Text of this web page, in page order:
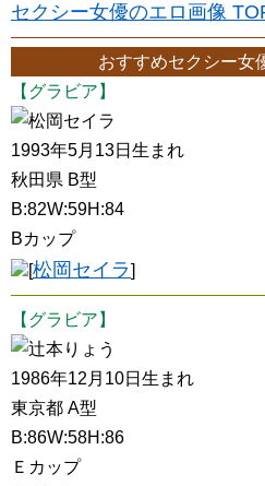
セクシー女優のエロ画像
おすすめセクシー女
【グラビア】
松岡セイラ
1993年5月13日生まれ
秋田県 B型
B:82W:59H:84
Bカップ
[松岡セイラ]
【グラビア】
辻本りょう
1986年12月10日生まれ
東京都 A型
B:86W:58H:86
Ｅカップ